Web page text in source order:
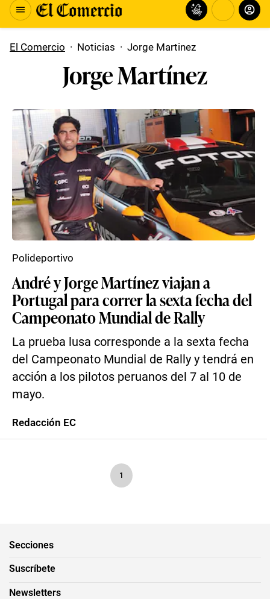
El Comercio · Noticias · Jorge Martinez
Jorge Martínez
André y Jorge Martínez viajan a
Portugal para correr la sexta fecha del
Campeonato Mundial de Rally
La prueba lusa corresponde a la sexta fecha
del Campeonato Mundial de Rally y tendrá en
acción a los pilotos peruanos del 7 al 10 de
mayo.
Polideportivo
Redacción EC
1
Secciones
Suscríbete
Newsletters